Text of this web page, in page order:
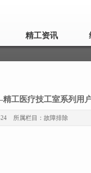
精工资讯
工医疗技工室系列用
所属栏目： 故障排除